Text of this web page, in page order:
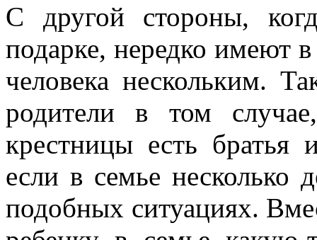
С другой стороны,
подарке, нередко имеют
человека нескольким.
родители в том
крестницы есть братья
если в семье несколько
подобных ситуациях.